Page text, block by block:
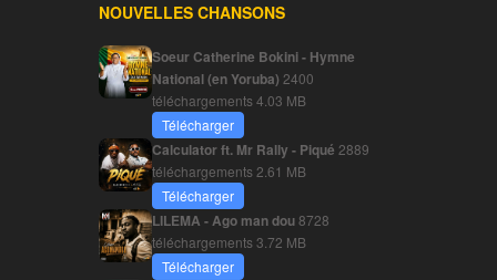
NOUVELLES CHANSONS
Soeur Catherine Bokini - Hymne
National (en Yoruba) 2400
téléchargements4.03 MB
Télécharger
Calculator ft. Mr Rally - Piqué 2889
téléchargements 2.61 MB
Télécharger
LILEMA - Ago man dou8728
téléchargements3.72 MB
Télécharger